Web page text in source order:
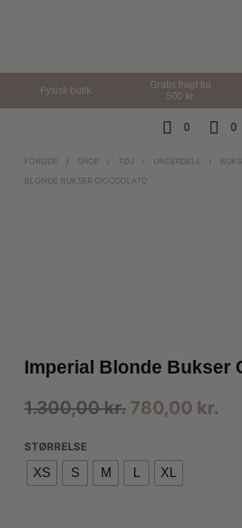
Fysisk butik
Gratis fragt fra
500 kr.
0 0
FORSIDE / SHOP / TØJ / UNDERDELE /
BLONDE BUKSER CIOCCOLATO
Imperial Blonde Bukser
1.300,00kr. Den
pris
var:
780,00 kr.
STØRRELSE
XS S M XL